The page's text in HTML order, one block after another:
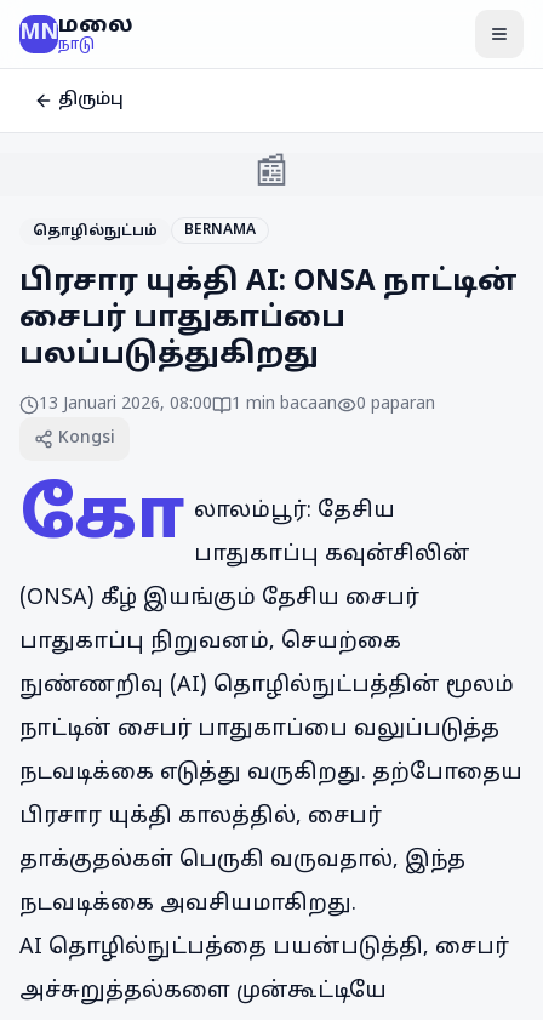
MNமலை
நாடு
திரும்பு
📰
தொழில்நுட்பம் BERNAMA
பிரசார யுக்தி AI: ONSA நாட்டின்
சைபர் பாதுகாப்பை
பலப்படுத்துகிறது
13 Januari 2026, 08:00 1 min bacaan 0 paparan
Kongsi
கோ லாலம்பூர்: தேசிய
பாதுகாப்பு கவுன்சிலின்
(ONSA) கீழ் இயங்கும் தேசிய சைபர்
பாதுகாப்பு நிறுவனம், செயற்கை
நுண்ணறிவு (AI) தொழில்நுட்பத்தின் மூலம்
நாட்டின் சைபர் பாதுகாப்பை வலுப்படுத்த
நடவடிக்கை எடுத்து வருகிறது. தற்போதைய
பிரசார யுக்தி காலத்தில், சைபர்
தாக்குதல்கள் பெருகி வருவதால், இந்த
நடவடிக்கை அவசியமாகிறது.
AI தொழில்நுட்பத்தை பயன்படுத்தி, சைபர்
அச்சுறுத்தல்களை முன்கூட்டியே